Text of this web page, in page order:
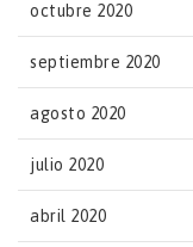
octubre 2020
septiembre 2020
agosto 2020
julio 2020
abril 2020